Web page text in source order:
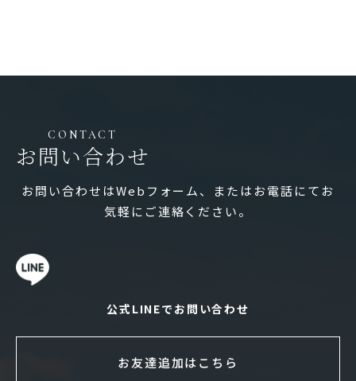
CONTACT
お問い合わせ
お問い合わせはWebフォーム、またはお電話にてお
気軽にご連絡ください。
公式LINEでお問い合わせ
お友達追加はこちら